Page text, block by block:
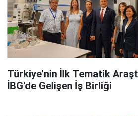
Türkiye'nin İlk Tematik
İBG'de Gelişen İş Birliği